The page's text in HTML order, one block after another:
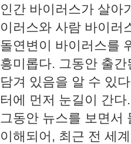
인간 바이러스가 살아
이러스와 사람 바이러
돌연변이 바이러스를
흥미롭다. 그동안 출
담겨 있음을 알 수 있
터에 먼저 눈길이 간다.
그동안 뉴스를 보면서
이해되어, 최근 전 세